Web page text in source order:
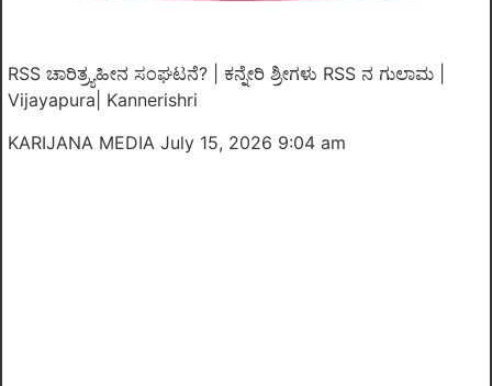
RSS ಚಾರಿತ್ರ್ಯಹೀನ ಸಂಘಟನೆ? | ಕನ್ನೇರಿ ಶ್ರೀಗಳು RSS ನ ಗುಲಾಮ |
Vijayapura| Kannerishri
KARIJANA MEDIA July 15, 2026 9:04 am